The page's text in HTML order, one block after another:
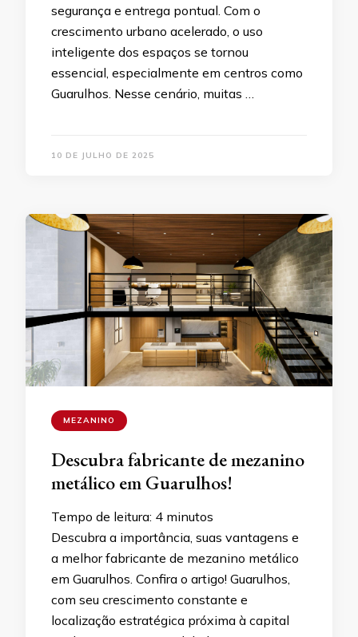
segurança e entrega pontual. Com o
crescimento urbano acelerado, o uso
inteligente dos espaços se tornou
essencial, especialmente em centros como
Guarulhos. Nesse cenário, muitas …
10 DE JULHO DE 2025
MEZANINO
Descubra fabricante de mezanino
metálico em Guarulhos!
Tempo de leitura: 4 minutos
Descubra a importância, suas vantagens e
a melhor fabricante de mezanino metálico
em Guarulhos. Confira o artigo! Guarulhos,
com seu crescimento constante e
localização estratégica próxima à capital